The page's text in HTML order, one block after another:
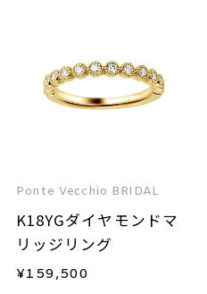
Ponte Vecchio BRIDAL
K18YGダイヤモンドマ
リッジリング
¥159,500